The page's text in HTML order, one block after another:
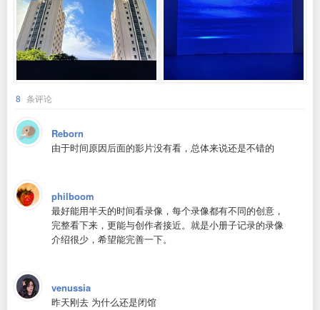
8 条评论
Reborn
由于时间原因后面的影片没有看，总体来说还是不错的
philboom
最好能用半天的时间看录像，每个录像都有不同的创意，
完整看下来，更能与创作者接近。就是小册子记录的录像
介绍很少，希望能完善一下。
venussia
昨天刚去 为什么还是闭馆